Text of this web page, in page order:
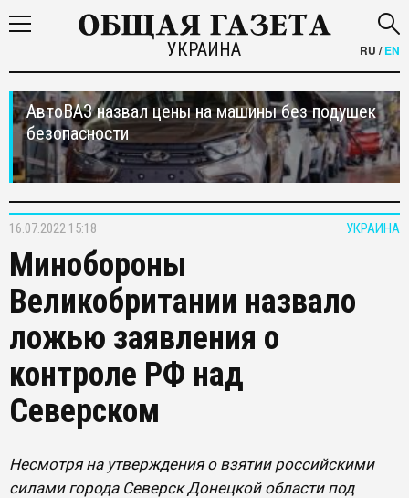
УКРАИНА RU /EN
АвтоВАЗ назвал цены на машины без подушек
безопасности
УКРАИНА
16.07.2022 15:18
Минобороны
Великобритании назвало
ложью заявления о
контроле РФ над
Северском
Несмотря на утверждения о взятии российскими
силами города Северск Донецкой области под